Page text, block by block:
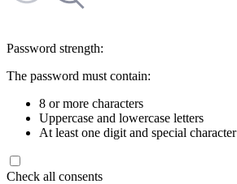
Password strength:
The password must contain:
8 or more characters
Uppercase and lowercase letters
At least one digit and special character
Check all consents